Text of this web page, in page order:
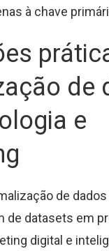
à chave
de
e
de
de datasets em
digital e